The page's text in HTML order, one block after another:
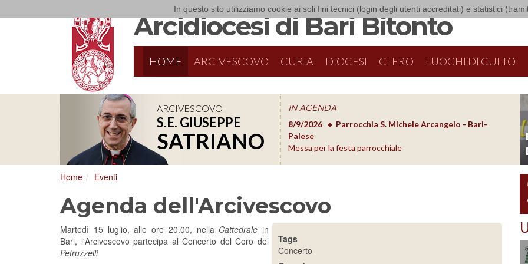
In questo sito utilizziamo cookie ai soli fini tecnici (login degli utenti accreditati) e statistici
Arcidiocesi di Bari Bitonto
HOME ARCIVESCOVO CURIA DIOCESI CLERO LUOGHI DI CULTO
ARCIVESCOVO
S.E. GIUSEPPE
SATRIANO
IN AGENDA
8/17/2026
Conversano
Conferenza Episcopale Pugliese
8/9/2026
Parrocchia S. Michele Arcangelo - Bari-
Palese
Messa per la festa parrocchiale
8/10/
Home Eventi
Agenda dell'Arcivescovo
Tags
Concerto
Martedì 15 luglio, alle ore 20.00, nella Cattedrale in
Bari, l'Arcivescovo partecipa al Concerto del Coro del
Petruzzelli